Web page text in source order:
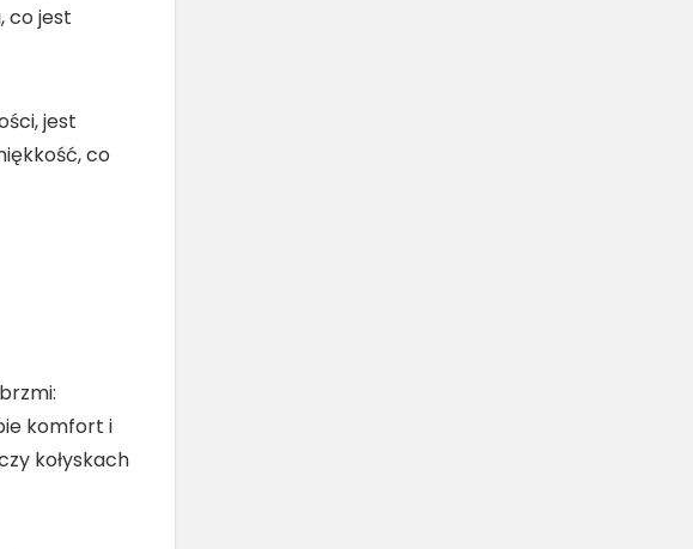
co jest
jest
co
komfort i
kołyskach